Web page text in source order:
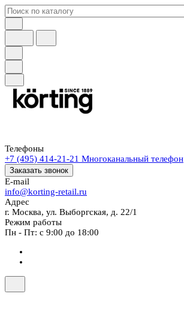
Телефоны
+7 (495) 414-21-21 Многоканальный телефон
Заказать звонок
E-mail
info@korting-retail.ru
Адрес
г. Москва, ул. Выборгская, д. 22/1
Режим работы
Пн - Пт: с 9:00 до 18:00